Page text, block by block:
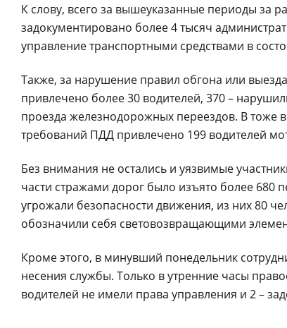
К слову, всего за вышеуказанные периоды за
задокументировано более 4 тысяч
управление транспортными средствами в
Также, за нарушение правил обгона или
привлечено более 30 водителей, 370 –
проезда железнодорожных переездов. В тоже
требований ПДД привлечено 199 водителей
Без внимания не остались и уязвимые
части стражами дорог было изъято более 680
угрожали безопасности движения, из них 80
обозначили себя световозвращающими
Кроме этого, в минувший понедельник
несения службы. Только в утренние часы
водителей не имели права управления и 2 –